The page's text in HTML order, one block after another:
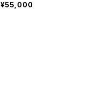
¥55,000